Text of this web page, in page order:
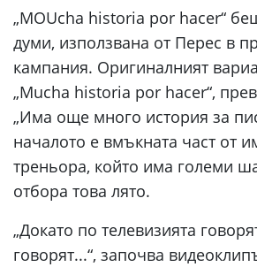
„MOUcha historia por hacer“
думи, използвана от Перес в
кампания. Оригиналният
„Mucha historia por hacer“,
„Има още много история за
началото е вмъкната част от
треньора, който има големи
отбора това лято.
„Докато по телевизията
говорят...“, започва